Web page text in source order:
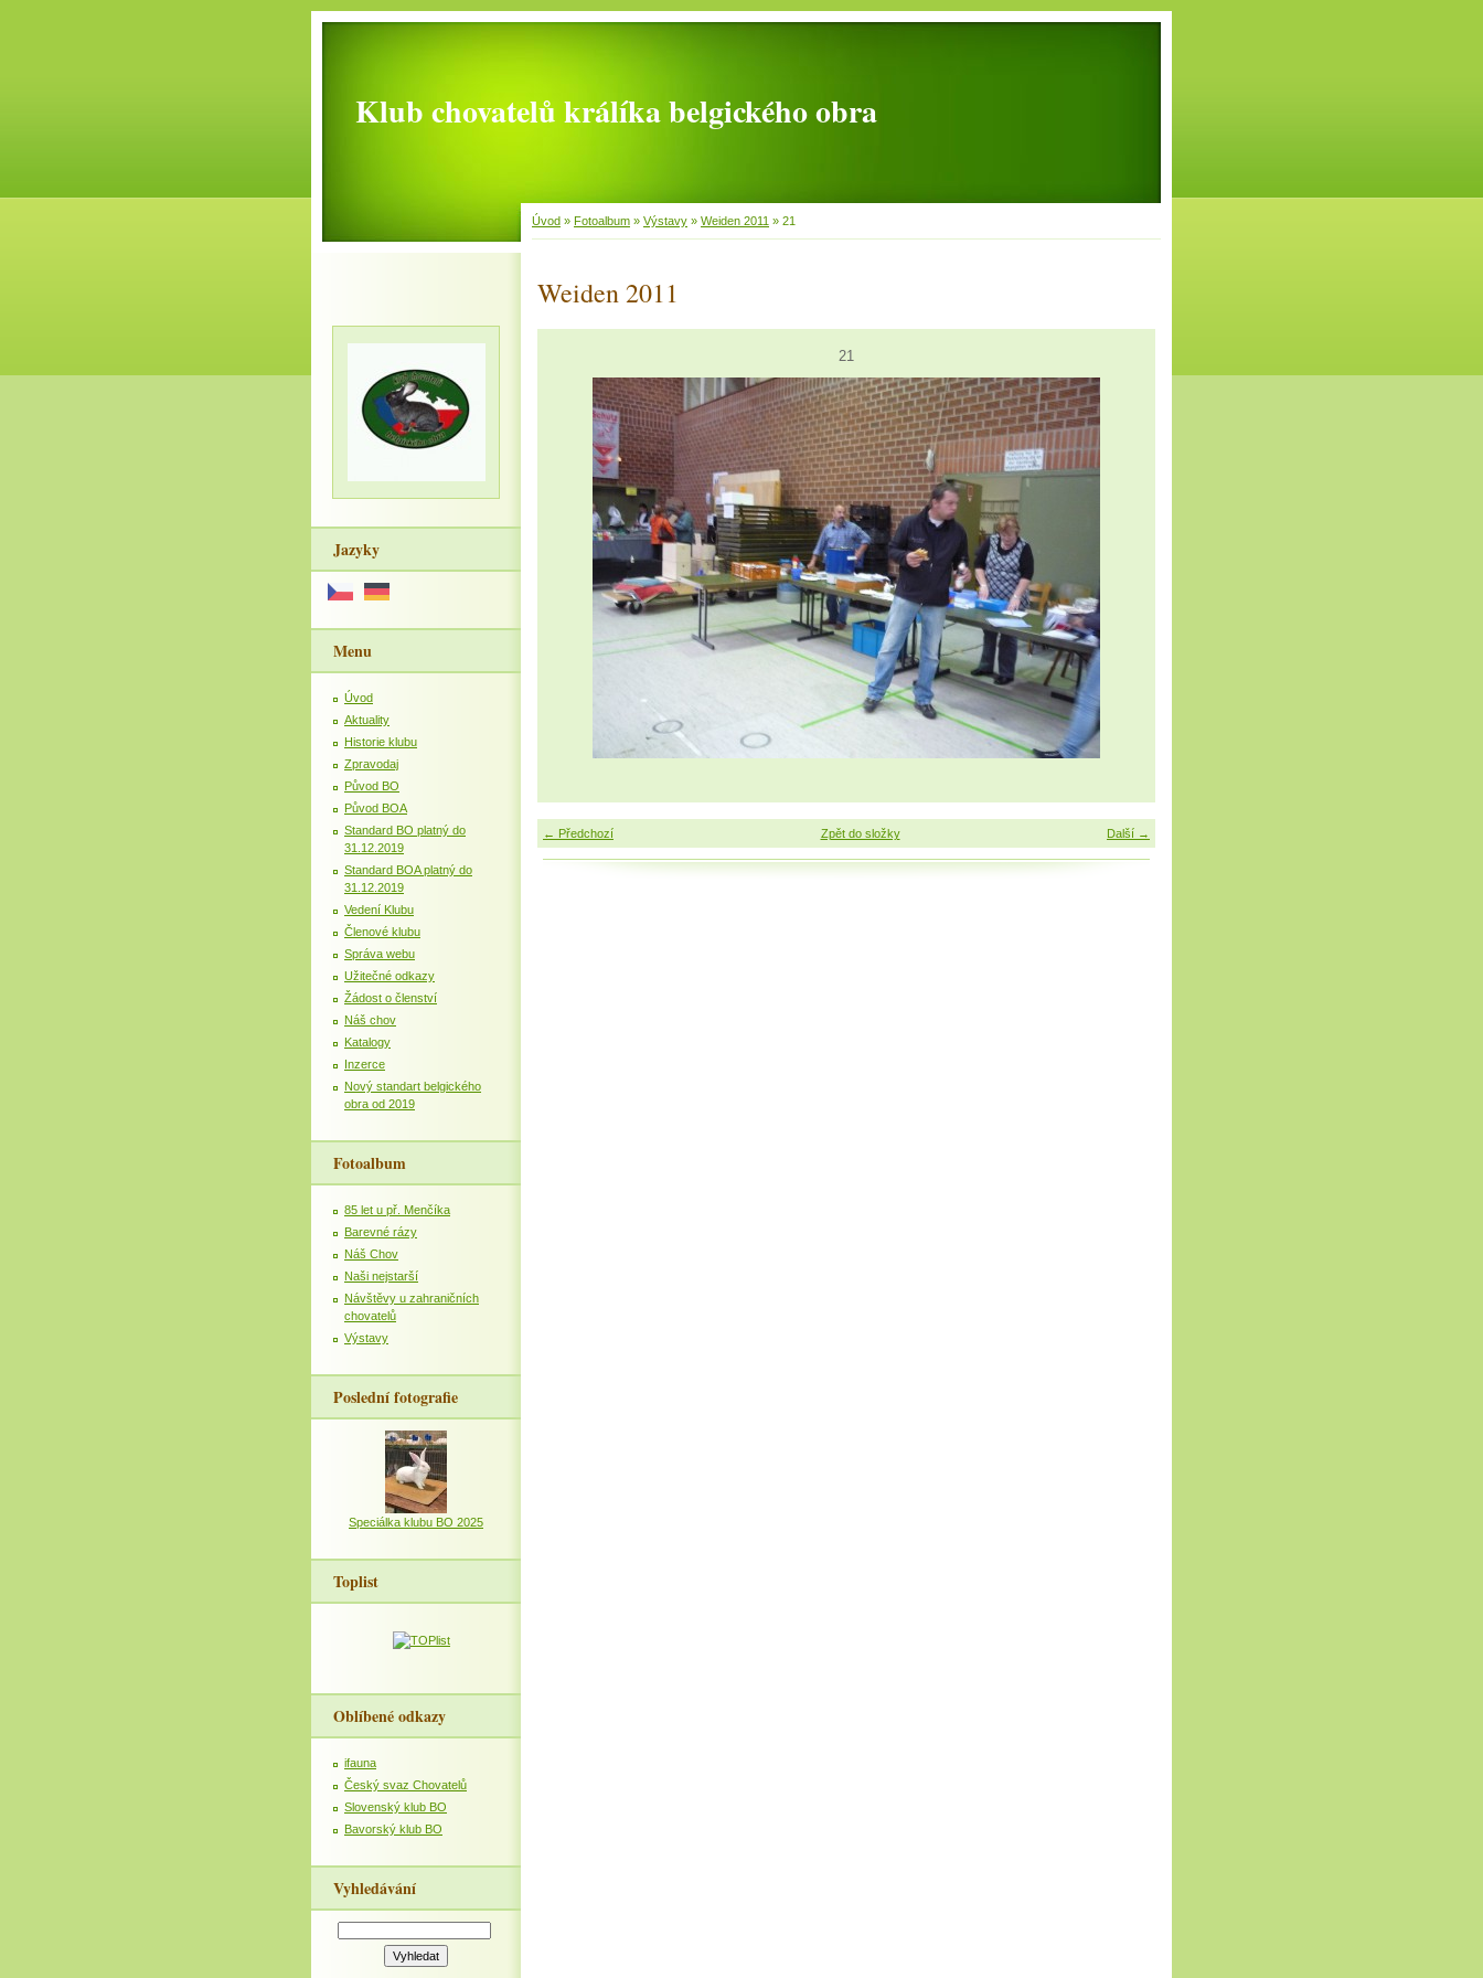
Klub chovatelů králíka belgického obra
Úvod » Fotoalbum » Výstavy » Weiden 2011 » 21
Weiden 2011
21
← Předchozí Další →
Zpět do složky
Jazyky
Menu
Úvod
Aktuality
Historie klubu
Zpravodaj
Původ BO
Původ BOA
Standard BO platný do
31.12.2019
Standard BOA platný do
31.12.2019
Vedení Klubu
Členové klubu
Správa webu
Užitečné odkazy
Žádost o členství
Náš chov
Katalogy
Inzerce
Nový standart belgického
obra od 2019
Fotoalbum
85 let u př. Menčíka
Barevné rázy
Náš Chov
Naši nejstarší
Návštěvy u zahraničních
chovatelů
Výstavy
Poslední fotografie
Speciálka klubu BO 2025
Toplist
Oblíbené odkazy
ifauna
Český svaz Chovatelů
Slovenský klub BO
Bavorský klub BO
Vyhledávání